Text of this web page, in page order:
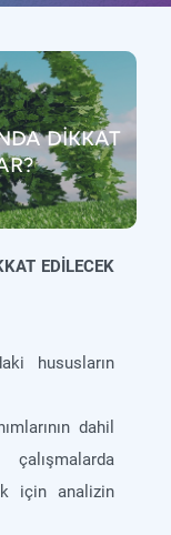
DİKKAT
EDİLECEK
hususların
dahil
için analizin